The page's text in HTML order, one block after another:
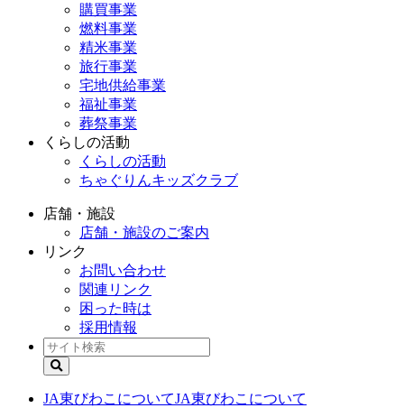
購買事業
燃料事業
精米事業
旅行事業
宅地供給事業
福祉事業
葬祭事業
くらしの活動
くらしの活動
ちゃぐりんキッズクラブ
店舗・施設
店舗・施設のご案内
リンク
お問い合わせ
関連リンク
困った時は
採用情報
JA東びわこについてJA東びわこについて